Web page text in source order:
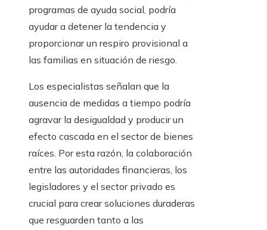
programas de ayuda social, podría
ayudar a detener la tendencia y
proporcionar un respiro provisional a
las familias en situación de riesgo.
Los especialistas señalan que la
ausencia de medidas a tiempo podría
agravar la desigualdad y producir un
efecto cascada en el sector de bienes
raíces. Por esta razón, la colaboración
entre las autoridades financieras, los
legisladores y el sector privado es
crucial para crear soluciones duraderas
que resguarden tanto a las